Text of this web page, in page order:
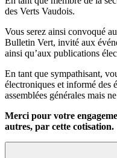
des Verts Vaudois.
Vous serez ainsi convoqué
Bulletin Vert, invité aux
ainsi qu’aux publications
En tant que sympathisant,
électroniques et informé des
assemblées générales mais
Merci pour votre
autres, par cette cotisation.